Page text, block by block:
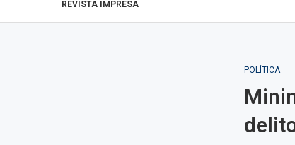
REVISTA IMPRESA
POLÍTICA